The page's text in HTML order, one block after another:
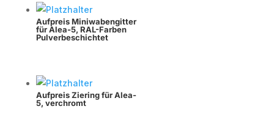
Aufpreis Miniwabengitter
für Alea-5, RAL-Farben
Pulverbeschichtet
Aufpreis Ziering für Alea-
5, verchromt